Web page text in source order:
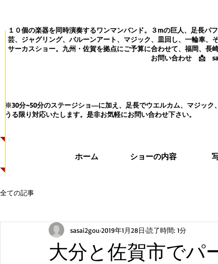
１０個の楽器を同時演奏するワンマンバンド。３mの巨人、足長パ
芸、ジャグリング、バルーンアート、マジック、皿回し、一輪車、
サーカスショー。九州・佐賀を拠点にご予算に合わせて、福岡、長
お問い合わせ 📩
※30分~50分のステージショ―に加え、足長でウエルカム、マジック
うる限り対応いたします。 是非お気軽にお問い合わせ下さい。
ホーム ショーの内容
全ての記事
大分と佐賀市でパ
sasai2gou 2019年1月28日 読了時間: 1分